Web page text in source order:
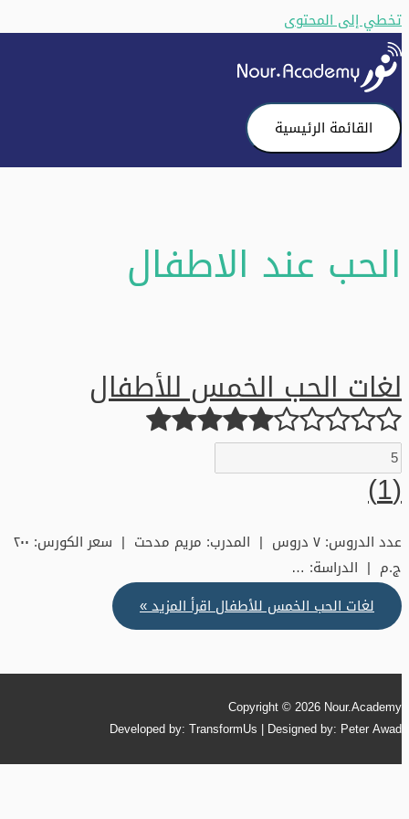
تخطي إلى المحتوى
القائمة الرئيسية
الحب عند الاطفال
لغات الحب الخمس للأطفال
(1)
عدد الدروس: ٧ دروس | المدرب: مريم مدحت | سعر الكورس: ٢٠٠
ج.م | الدراسة: …
لغات الحب الخمس للأطفالاقرأ المزيد »
Copyright © 2026Nour.Academy
Developed by: TransformUs | Designed by: Peter Awad